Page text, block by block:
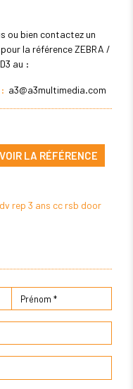
ou bien contactez un
la référence ZEBRA /
au :
a3@a3multimedia.com
VOIR LA RÉFÉRENCE
rep 3 ans cc rsb door